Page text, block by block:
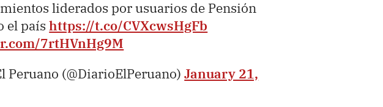
liderados por usuarios de Pensión
el paíshttps://t.co/CVXcwsHgFb
7rtHVnHg9M
Peruano (@DiarioElPeruano)January 21,